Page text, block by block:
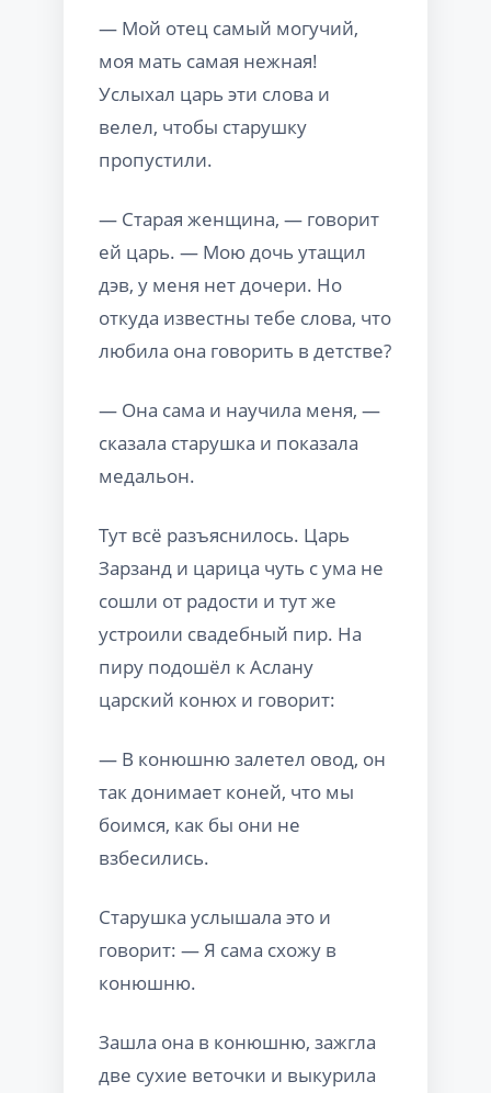
— Мой отец самый могучий,
моя мать самая нежная!
Услыхал царь эти слова и
велел, чтобы старушку
пропустили.
— Старая женщина, — говорит
ей царь. — Мою дочь утащил
дэв, у меня нет дочери. Но
откуда известны тебе слова, что
любила она говорить в детстве?
— Она сама и научила меня, —
сказала старушка и показала
медальон.
Тут всё разъяснилось. Царь
Зарзанд и царица чуть с ума не
сошли от радости и тут же
устроили свадебный пир. На
пиру подошёл к Аслану
царский конюх и говорит:
— В конюшню залетел овод, он
так донимает коней, что мы
боимся, как бы они не
взбесились.
Старушка услышала это и
говорит: — Я сама схожу в
конюшню.
Зашла она в конюшню, зажгла
две сухие веточки и выкурила